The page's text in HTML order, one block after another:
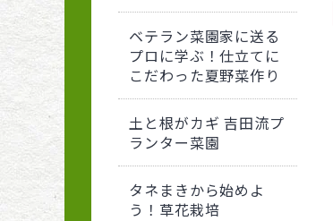
ベテラン菜園家に送る
プロに学ぶ！仕立てに
こだわった夏野菜作り
土と根がカギ 吉田流プ
ランター菜園
タネまきから始めよ
う！草花栽培